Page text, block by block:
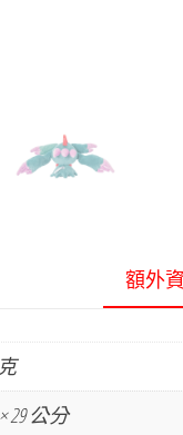
額外
29 公分